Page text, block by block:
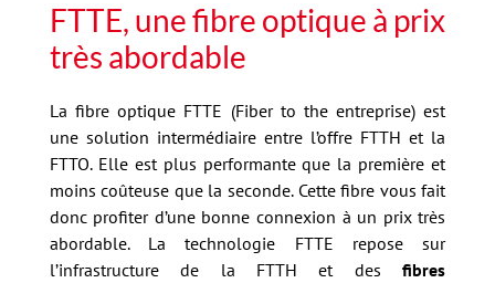
FTTE, une fibre optique à prix
très abordable
La fibre optique FTTE (Fiber to the entreprise) est
une solution intermédiaire entre l’offre FTTH et la
FTTO. Elle est plus performante que la première et
moins coûteuse que la seconde. Cette fibre vous fait
donc profiter d’une bonne connexion à un prix très
abordable. La technologie FTTE repose sur
l’infrastructure de la FTTH et desfibres